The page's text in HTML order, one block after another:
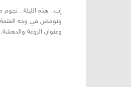
إب.. هذه الليلة..
وتومض في وجه العتمة..
وعنوان الروعة